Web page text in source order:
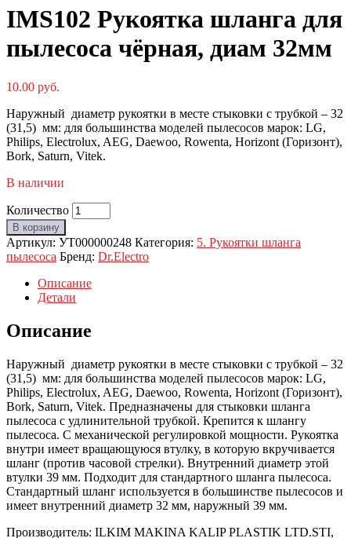
IMS102 Рукоятка шланга для
пылесоса чёрная, диам 32мм
10.00 руб.
Наружный диаметр рукоятки в месте стыковки с трубкой – 32
(31,5) мм: для большинства моделей пылесосов марок: LG,
Philips, Electrolux, AEG, Daewoo, Rowenta, Horizont (Горизонт),
Bork, Saturn, Vitek.
В наличии
Количество
В корзину
Артикул: УТ000000248 Категория: 5. Рукоятки шланга
пылесоса Бренд: Dr.Electro
Описание
Детали
Описание
Наружный диаметр рукоятки в месте стыковки с трубкой – 32
(31,5) мм: для большинства моделей пылесосов марок: LG,
Philips, Electrolux, AEG, Daewoo, Rowenta, Horizont (Горизонт),
Bork, Saturn, Vitek. Предназначены для стыковки шланга
пылесоса с удлинительной трубкой. Крепится к шлангу
пылесоса. С механической регулировкой мощности. Рукоятка
внутри имеет вращающуюся втулку, в которую вкручивается
шланг (против часовой стрелки). Внутренний диаметр этой
втулки 39 мм. Подходит для стандартного шланга пылесоса.
Стандартный шланг используется в большинстве пылесосов и
имеет внутренний диаметр 32 мм, наружный 39 мм.
Производитель: ILKIM MAKINA KALIP PLASTIK LTD.STI,